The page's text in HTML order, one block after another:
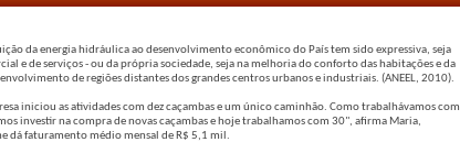
da energia hidráulica ao desenvolvimento econômico do País tem sido expressiva, seja
e de serviços - ou da própria sociedade, seja na melhoria do conforto das habitações e da
de regiões distantes dos grandes centros urbanos e industriais. (ANEEL, 2010).
iniciou as atividades com dez caçambas e um único caminhão. Como trabalhávamos com
investir na compra de novas caçambas e hoje trabalhamos com 30", afirma Maria,
dá faturamento médio mensal de R$ 5,1 mil.